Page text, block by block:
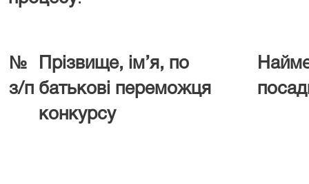
№
з/п
Прізвище, ім’я, по
батькові переможця
конкурсу